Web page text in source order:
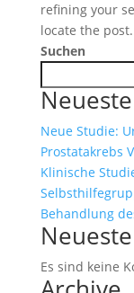
refining your
locate the post.
Suchen
Neue Studie:
Prostatakrebs
Klinische
Behandlung
Es sind keine